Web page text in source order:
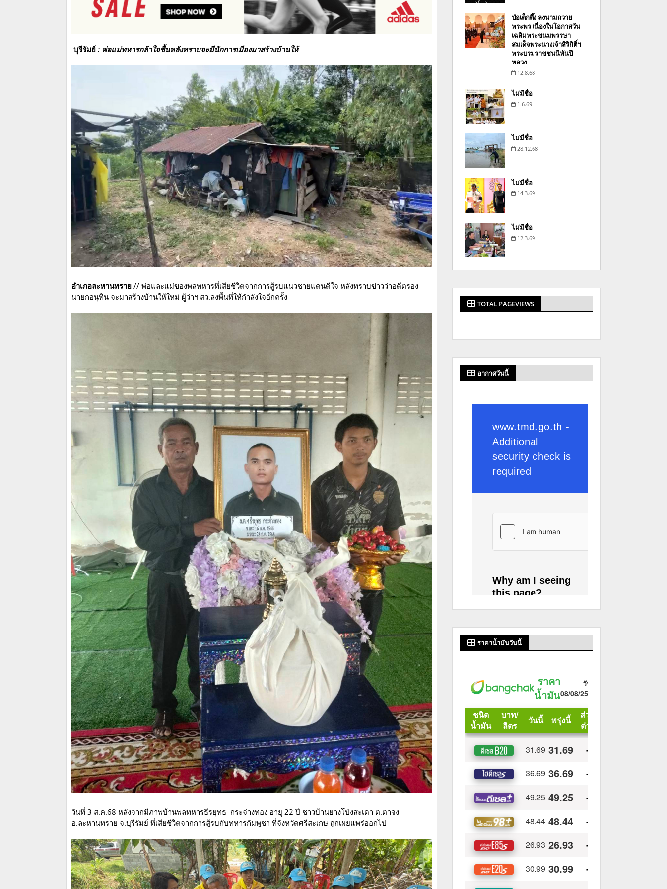
บุรีรัมย์ : พ่อแม่ทหารกล้าใจชื้นหลังทราบจะมีนักการเมืองมาสร้างบ้านให้
อำเภอละหานทราย // พ่อและแม่ของพลทหารที่เสียชีวิตจากการสู้รบแนวชายแดนดีใจ หลังทราบข่าวว่าอดีตรอง
นายกอนุทิน จะมาสร้างบ้านให้ใหม่ ผู้ว่าฯ สว.ลงพื้นที่ให้กำลังใจอีกครั้ง
วันที่ 3 ส.ค.68 หลังจากมีภาพบ้านพลทหารธีรยุทธ กระจ่างทอง อายุ 22 ปี ชาวบ้านยางโป่งสะเดา ต.ตาจง
อ.ละหานทราย จ.บุรีรัมย์ ที่เสียชีวิตจากการสู้รบกับทหารกัมพูชา ที่จังหวัดศรีสะเกษ ถูกเผยแพร่ออกไป
ป่อเต็กตึ๊ง ลงนามถวาย
พระพร เนื่องในโอกาสวัน
เฉลิมพระชนมพรรษา
สมเด็จพระนางเจ้าสิริกิติ์ฯ
พระบรมราชชนนีพันปี
หลวง
12.8.68
ไม่มีชื่อ
1.6.69
ไม่มีชื่อ
28.12.68
ไม่มีชื่อ
14.3.69
ไม่มีชื่อ
12.3.69
TOTAL PAGEVIEWS
อากาศวันนี้
ราคาน้ำมันวันนี้